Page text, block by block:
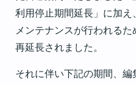
利用停止期間延長」に加
メンテナンスが行われる
再延長されました。
それに伴い下記の期間、